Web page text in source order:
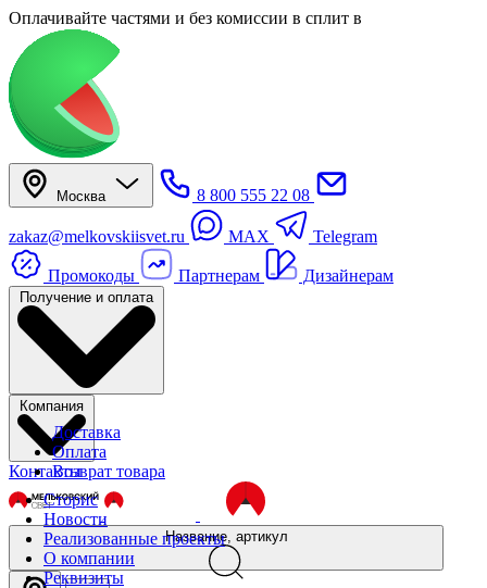
Оплачивайте частями и без комиссии в сплит в
Москва 8 800 555 22 08
zakaz@melkovskiisvet.ru MAX Telegram
Промокоды Партнерам Дизайнерам
Получение и оплата
Доставка
Оплата
Возврат товара
Компания
Сторис
Новости
Реализованные проекты
О компании
Реквизиты
Контакты
Название, артикул